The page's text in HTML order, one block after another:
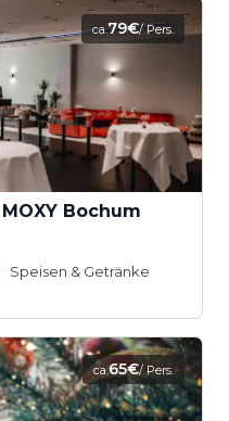
ca.79€/ Pers.
Bochum
Speisen & Getränke
ca.65€/ Pers.